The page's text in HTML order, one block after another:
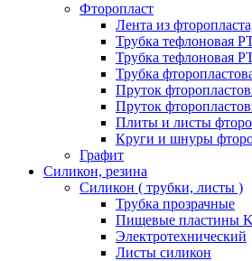
Фторопласт
Лента из
Трубка тефлоновая
Трубка тефлоновая
Трубка
Пруток
Пруток
Плиты и листы
Круги и шнуры
Графит
Силикон, резина
Силикон ( трубки, листы )
Трубка прозрачные
Пищевые пластины
Электротехнический
Листы силикон